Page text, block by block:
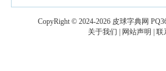
CopyRight © 2024-2026 皮球字典网
关于我们
网站声明 联